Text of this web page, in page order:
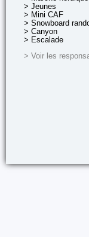
> Jeunes
> Mini CAF
> Snowboard
> Canyon
> Escalade
> Voir les